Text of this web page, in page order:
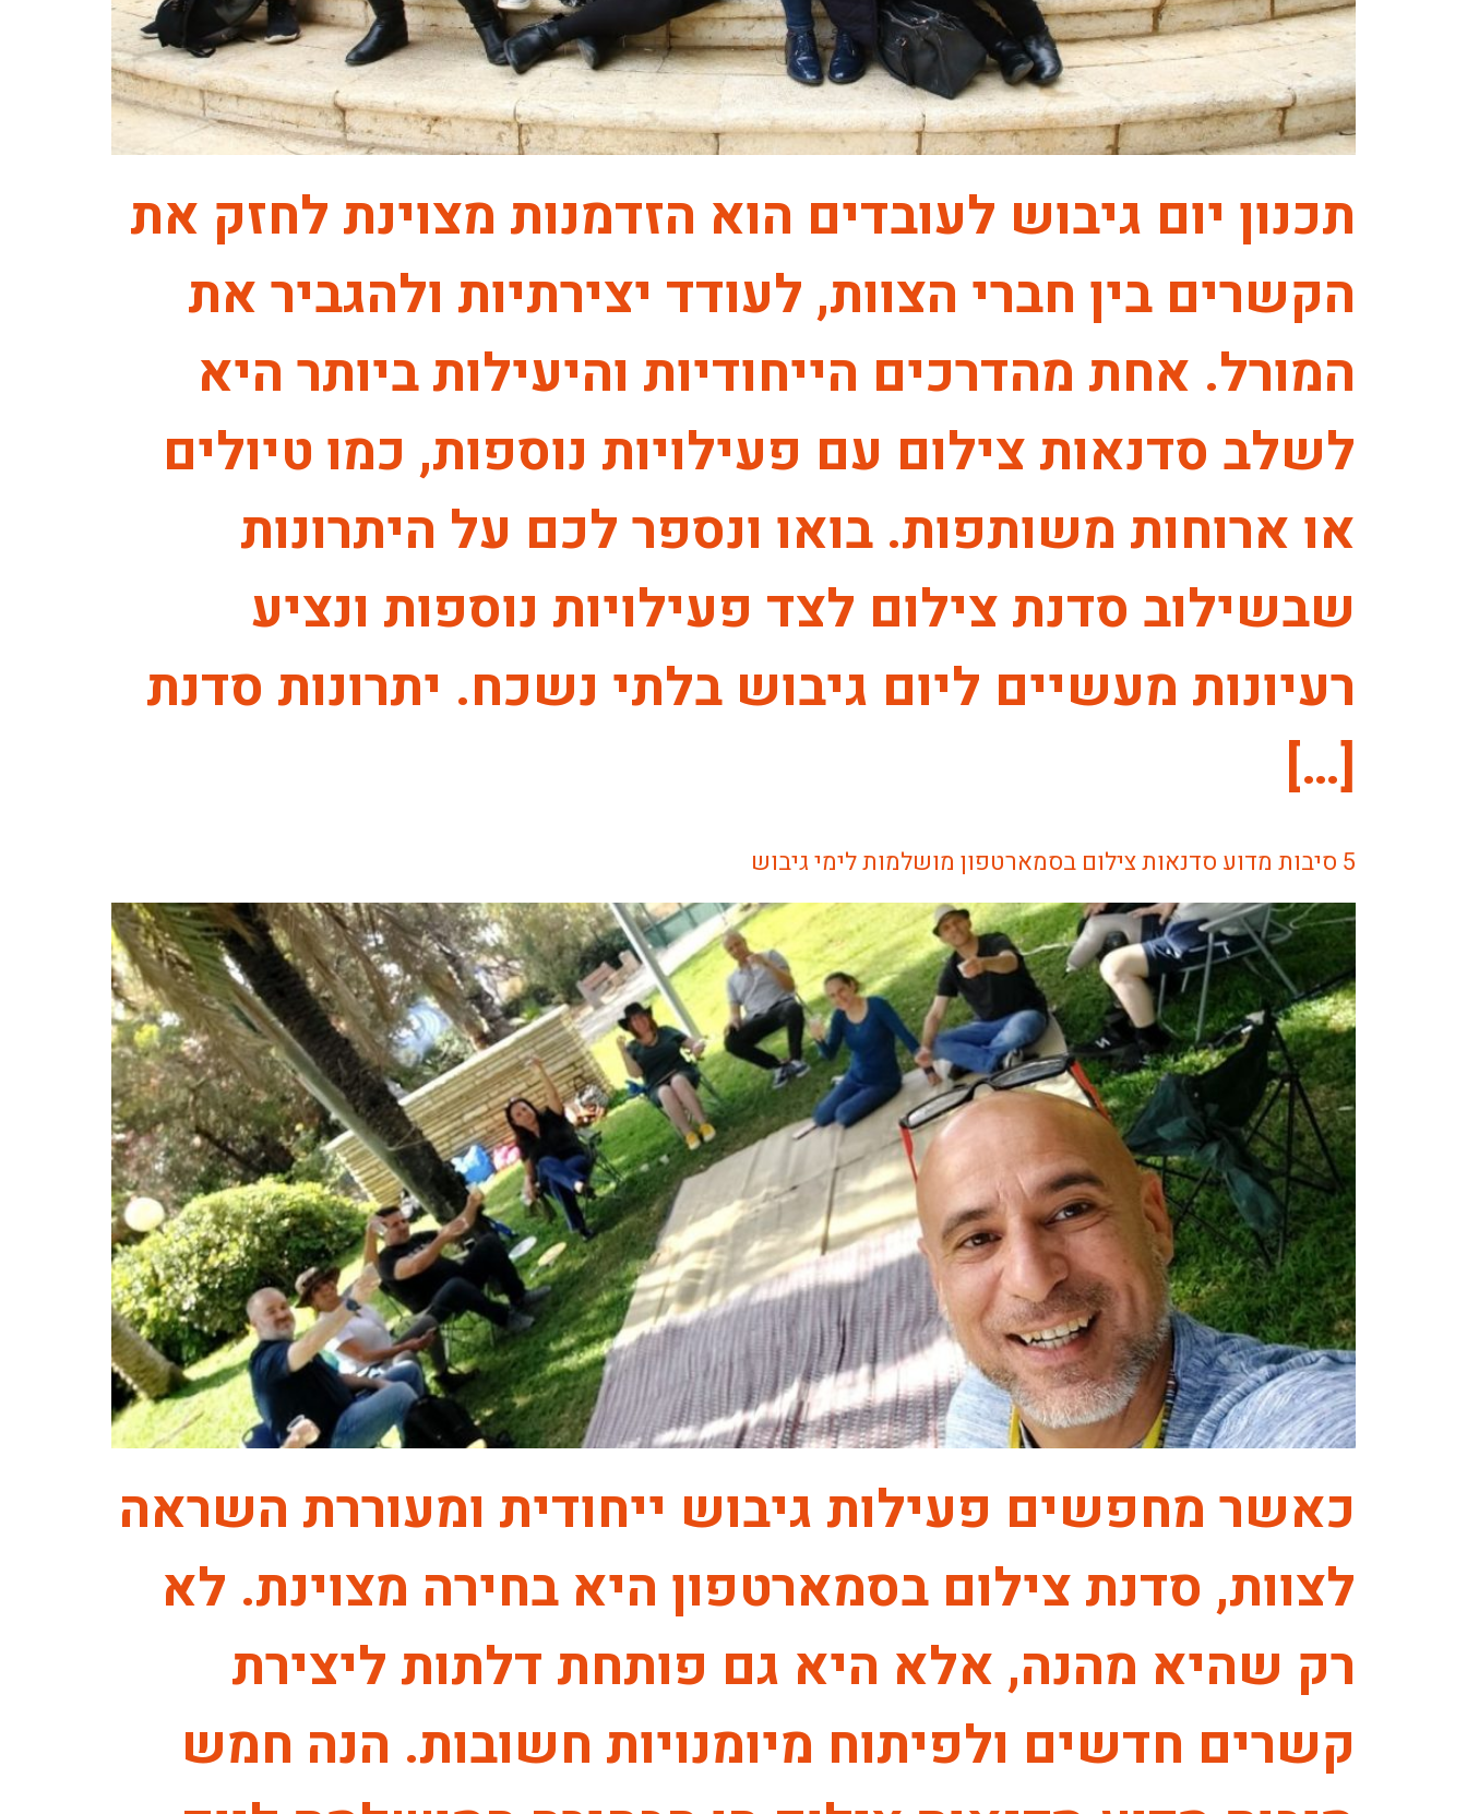
תכנון יום גיבוש לעובדים הוא הזדמנות מצוינת לחזק את
הקשרים בין חברי הצוות, לעודד יצירתיות ולהגביר את
המורל. אחת מהדרכים הייחודיות והיעילות ביותר היא
לשלב סדנאות צילום עם פעילויות נוספות, כמו טיולים
או ארוחות משותפות. בואו ונספר לכם על היתרונות
שבשילוב סדנת צילום לצד פעילויות נוספות ונציע
רעיונות מעשיים ליום גיבוש בלתי נשכח. יתרונות סדנת
[…]
5 סיבות מדוע סדנאות צילום בסמארטפון מושלמות לימי גיבוש
כאשר מחפשים פעילות גיבוש ייחודית ומעוררת השראה
לצוות, סדנת צילום בסמארטפון היא בחירה מצוינת. לא
רק שהיא מהנה, אלא היא גם פותחת דלתות ליצירת
קשרים חדשים ולפיתוח מיומנויות חשובות. הנה חמש